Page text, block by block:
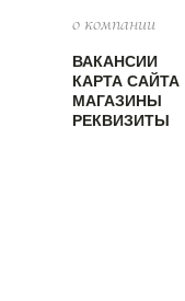
о компании
ВАКАНСИИ
КАРТА САЙТА
МАГАЗИНЫ
РЕКВИЗИТЫ